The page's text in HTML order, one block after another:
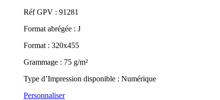
Réf GPV : 91281
Format abrégée : J
Format : 320x455
Grammage : 75 g/m²
Type d’Impression disponible : Numérique
Personnaliser